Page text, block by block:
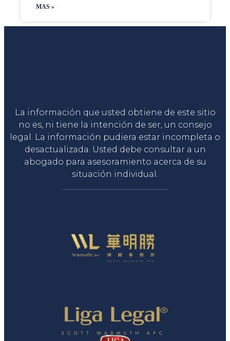
MAS »
La información que usted obtiene de este sitio
no es, ni tiene la intención de ser, un consejo
legal. La información pudiera estar incompleta o
desactualizada. Usted debe consultar a un
abogado para asesoramiento acerca de su
situación individual.